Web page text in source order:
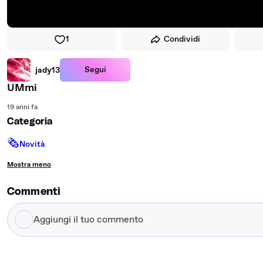
1 Condividi
jady13 Segui
UMmi
19 anni fa
Categoria
🗞Novità
Mostra meno
Commenti
Aggiungi
il